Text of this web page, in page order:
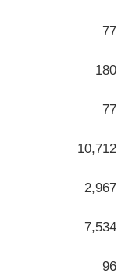
77
180
77
10,712
2,967
7,534
96